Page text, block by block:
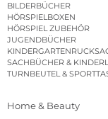
BILDERBÜCHER
HÖRSPIELBOXEN
HÖRSPIEL ZUBEHÖR
JUGENDBÜCHER
SACHBÜCHER &
TURNBEUTEL &
Home & Beauty